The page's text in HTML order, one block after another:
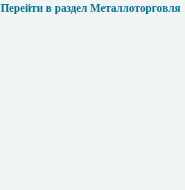
Перейти в раздел Металлоторговля